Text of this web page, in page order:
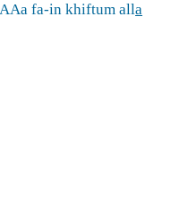
AAa fa-in khiftum alla